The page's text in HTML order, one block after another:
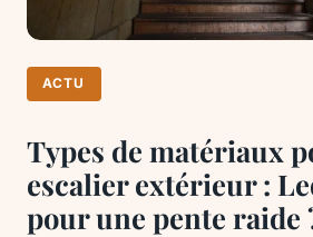
ACTU
Types de matériaux
escalier extérieur :
pour une pente raide